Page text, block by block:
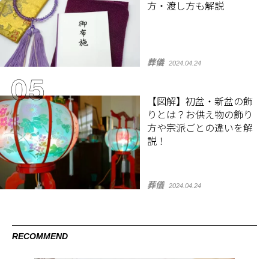
方・渡し方も解説
葬儀 2024.04.24
【図解】初盆・新盆の飾
りとは？お供え物の飾り
方や宗派ごとの違いを解
説！
葬儀 2024.04.24
RECOMMEND